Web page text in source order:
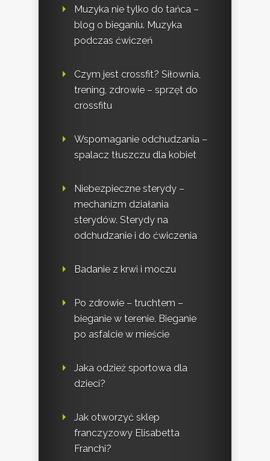
Muzyka nie tylko do tańca –
blog o bieganiu. Muzyka
podczas ćwiczeń
Czym jest crossfit? Siłownia,
trening, zdrowie – sprzęt do
crossfitu
Wspomaganie odchudzania –
spalacz tłuszczu dla kobiet
Niebezpieczne sterydy –
mechanizm działania
sterydów. Sterydy na
odchudzanie i do ćwiczenia
Badanie z krwi i moczu
Po zdrowie – truchtem –
bieganie w terenie. Bieganie
po asfalcie w mieście
Jaka odzież sportowa dla
dzieci?
Jak otworzyć sklep
franczyzowy Elisabetta
Franchi?